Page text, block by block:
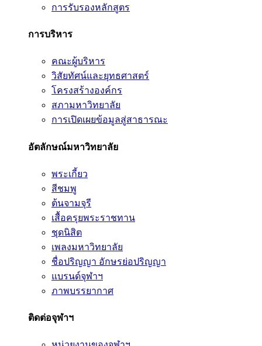
การรับรองหลักสูตร
การบริหาร
คณะผู้บริหาร
วิสัยทัศน์และยุทธศาสตร์
โครงสร้างองค์กร
สภามหาวิทยาลัย
การเปิดเผยข้อมูลสู่สาธารณะ
อัตลักษณ์มหาวิทยาลัย
พระเกี้ยว
สีชมพู
ต้นจามจุรี
เสื้อครุยพระราชทาน
ชุดนิสิต
เพลงมหาวิทยาลัย
ชื่อปริญญา อักษรย่อปริญญา
แบรนด์จุฬาฯ
ภาพบรรยากาศ
ติดต่อจุฬาฯ